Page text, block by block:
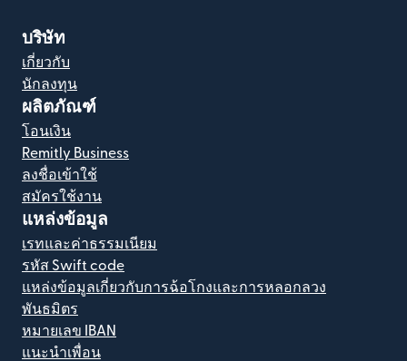
บริษัท
เกี่ยวกับ
นักลงทุน
ผลิตภัณฑ์
โอนเงิน
Remitly Business
ลงชื่อเข้าใช้
สมัครใช้งาน
แหล่งข้อมูล
เรทและค่าธรรมเนียม
รหัส Swift code
แหล่งข้อมูลเกี่ยวกับการฉ้อโกงและการหลอกลวง
พันธมิตร
หมายเลข IBAN
แนะนำเพื่อน